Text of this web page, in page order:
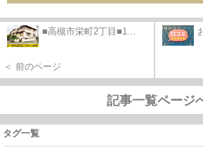
■高槻市栄町2丁目■1...
＜ 前のページ
記事一覧ページ
タグ一覧